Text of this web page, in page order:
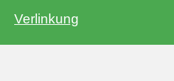
Verlinkung